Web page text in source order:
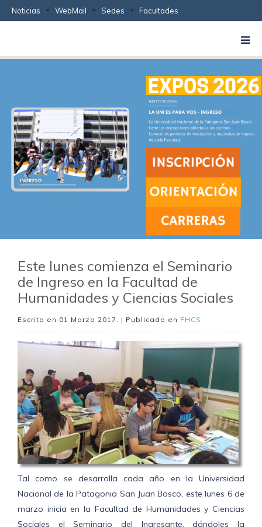
Noticias WebMail Sedes Facultades
Este lunes comienza el Seminario
de Ingreso en la Facultad de
Humanidades y Ciencias Sociales
Escrito en 01 Marzo 2017 . | Publicado en FHCS
Tal como se desarrolla cada año en la Universidad
Nacional de la Patagonia San Juan Bosco, este lunes 6 de
marzo inicia en la Facultad de Humanidades y Ciencias
Sociales el Seminario del Ingresante, dándoles la